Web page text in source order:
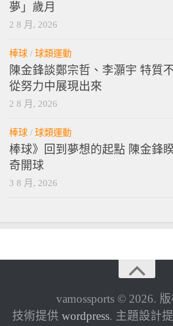
夢」歲月
2 8 月, 2026
棒球 / 球類運動
陳金鋒談鄭宗哲、李灝宇 特質
從努力中展現出來
2 8 月, 2026
棒球 / 球類運動
棒球》回到夢想的起點 陳金鋒
奇開球
3 8 月, 2026
vamossports © 2026.
技術提供 wordpress. 主題設計